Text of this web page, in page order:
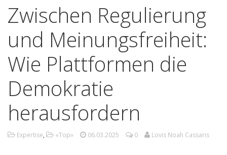
Zwischen Regulierung
und Meinungsfreiheit:
Wie Plattformen die
Demokratie
herausfordern
Expertise, «Top» 06.03.2025 0 Lovis Noah Cassaris